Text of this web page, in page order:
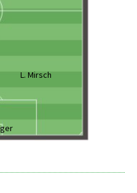
L. Mirsch